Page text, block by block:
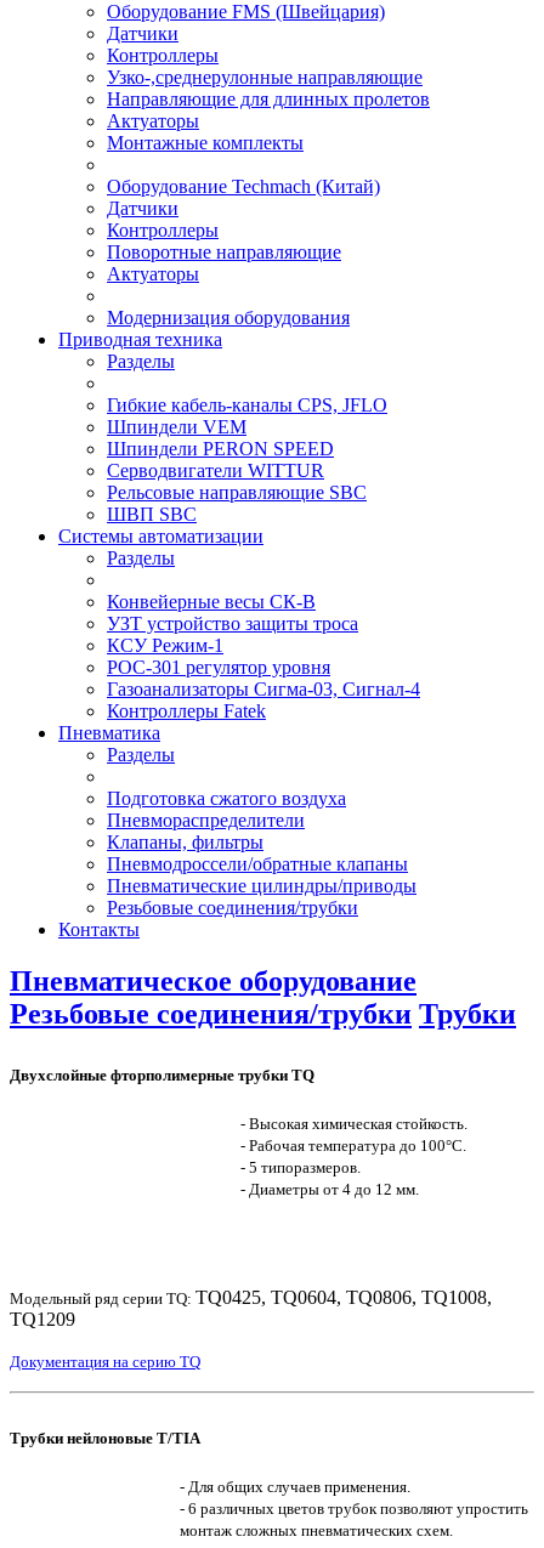
Оборудование FMS (Швейцария)
Датчики
Контроллеры
Узко-,среднерулонные направляющие
Направляющие для длинных пролетов
Актуаторы
Монтажные комплекты
Оборудование Techmach (Китай)
Датчики
Контроллеры
Поворотные направляющие
Актуаторы
Модернизация оборудования
Приводная техника
Разделы
Гибкие кабель-каналы CPS, JFLO
Шпиндели VEM
Шпиндели PERON SPEED
Серводвигатели WITTUR
Рельсовые направляющие SBC
ШВП SBC
Системы автоматизации
Разделы
Конвейерные весы СК-В
УЗТ устройство защиты троса
КСУ Режим-1
РОС-301 регулятор уровня
Газоанализаторы Сигма-03, Сигнал-4
Контроллеры Fatek
Пневматика
Разделы
Подготовка сжатого воздуха
Пневмораспределители
Клапаны, фильтры
Пневмодроссели/обратные клапаны
Пневматические цилиндры/приводы
Резьбовые соединения/трубки
Контакты
Пневматическое оборудование
Резьбовые соединения/трубки Трубки
Двухслойные фторполимерные трубки TQ
- Высокая химическая стойкость.
- Рабочая температура до 100°C.
- 5 типоразмеров.
- Диаметры от 4 до 12 мм.
Модельный ряд серии TQ: TQ0425, TQ0604, TQ0806, TQ1008,
TQ1209
Документация на серию TQ
Трубки нейлоновые T/TIA
- Для общих случаев применения.
- 6 различных цветов трубок позволяют упростить
монтаж сложных пневматических схем.